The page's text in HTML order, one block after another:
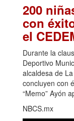
200
con
el
Durante la
Deportivo
alcaldesa de
concluyen con
“Memo” Ayón
NBCS.mx